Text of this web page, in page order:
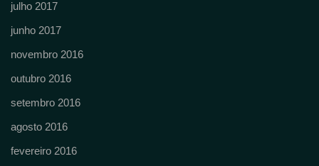
julho 2017
junho 2017
novembro 2016
outubro 2016
setembro 2016
agosto 2016
fevereiro 2016